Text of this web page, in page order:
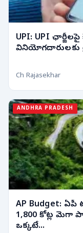
UPI: UPI ఛార్జీలపై
వినియోగదారులకు
Ch Rajasekhar
ANDHRA PRADESH
AP Budget: ఏపీ
1,800 కోట్ల మెగా
ఒక్కటే...